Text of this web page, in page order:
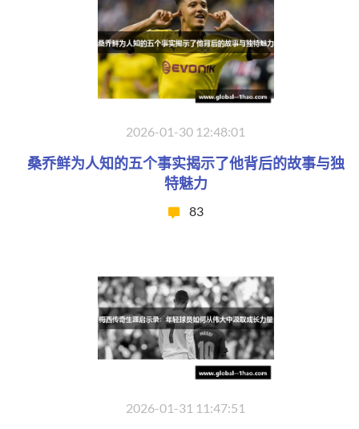
2026-01-30 12:48:01
桑乔鲜为人知的五个事实揭示了他背后的故事与独
特魅力
83
2026-01-31 11:47:51